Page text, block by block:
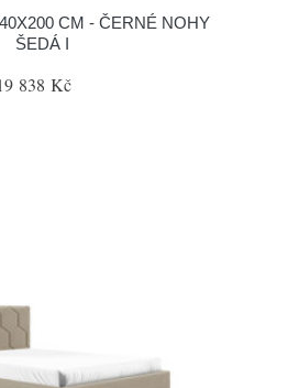
CM - ČERNÉ NOHY
ŠEDÁ I
838 Kč